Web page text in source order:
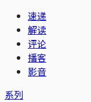
速递
解读
评论
播客
影音
系列